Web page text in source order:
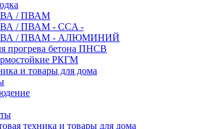
/ ПВАМ
/ ПВАМ - CCA -
/ ПВАМ - АЛЮМИНИЙ
прогрева бетона ПНСВ
РКГМ
и товары для дома
техника и товары для дома